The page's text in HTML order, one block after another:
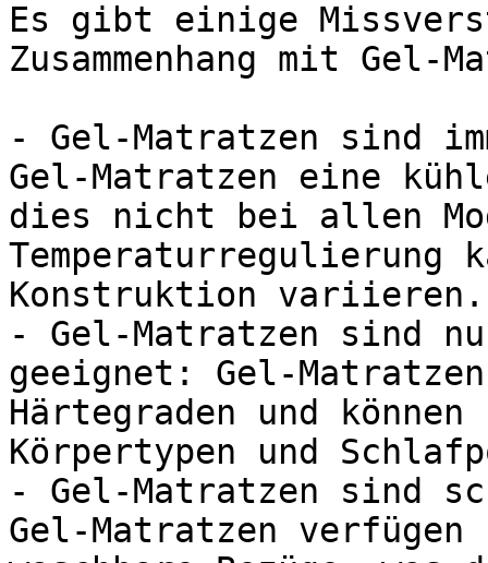
Es gibt einige
Zusammenhang mit
- Gel-Matratzen sind
Gel-Matratzen eine
dies nicht bei allen
Temperaturregulierung
Konstruktion variieren.
- Gel-Matratzen sind
geeignet: Gel-
Härtegraden und
Körpertypen und
- Gel-Matratzen sind
Gel-Matratzen verfügen